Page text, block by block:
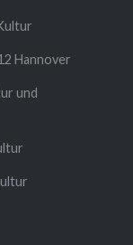
Hannover
und